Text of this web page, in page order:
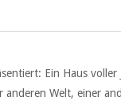
Ein Haus
anderen Welt, einer